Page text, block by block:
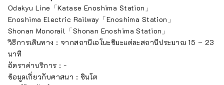
Odakyu Line「Katase Enoshima Station」
Enoshima Electric Railway「Enoshima Station」
Shonan Monorail「Shonan Enoshima Station」
วิธีการเดินทาง : จากสถานีเอโนะชิมะแต่ละสถานีประมาณ 15 – 23
นาที
อัตราค่าบริการ : -
ข้อมูลเกี่ยวกับศาสนา : ชินโต